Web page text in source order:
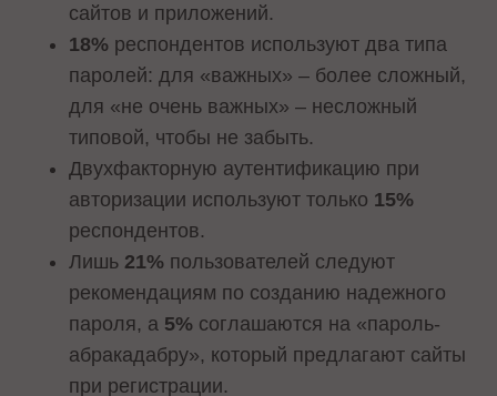
сайтов и приложений.
18% респондентов используют два типа
паролей: для «важных» – более сложный,
для «не очень важных» – несложный
типовой, чтобы не забыть.
Двухфакторную аутентификацию при
авторизации используют только 15%
респондентов.
Лишь 21% пользователей следуют
рекомендациям по созданию надежного
пароля, а 5% соглашаются на «пароль-
абракадабру», который предлагают сайты
при регистрации.